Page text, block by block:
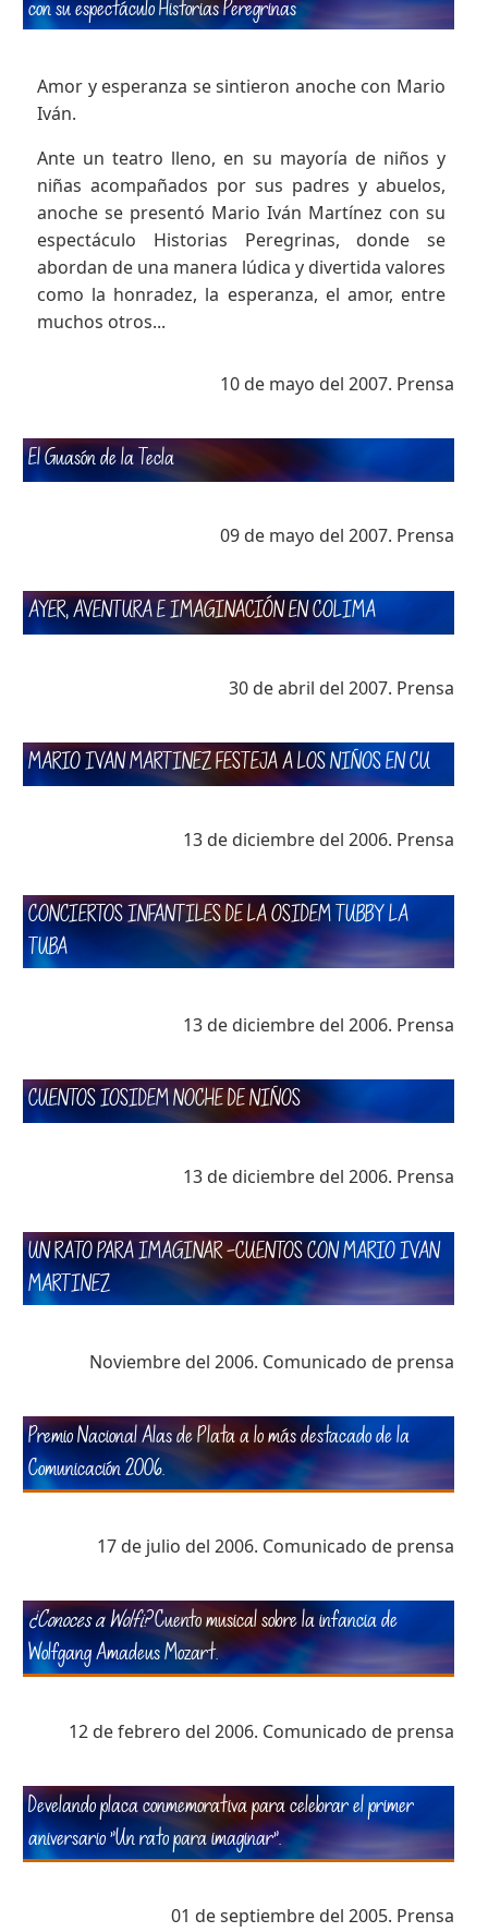
con su espectáculo Historias Peregrinas
Amor y esperanza se sintieron anoche con Mario
Iván.
Ante un teatro lleno, en su mayoría de niños y
niñas acompañados por sus padres y abuelos,
anoche se presentó Mario Iván Martínez con su
espectáculo Historias Peregrinas, donde se
abordan de una manera lúdica y divertida valores
como la honradez, la esperanza, el amor, entre
muchos otros...
10 de mayo del 2007. Prensa
El Guasón de la Tecla
09 de mayo del 2007. Prensa
AYER, AVENTURA E IMAGINACIÓN EN COLIMA
30 de abril del 2007. Prensa
MARIO IVAN MARTINEZ FESTEJA A LOS NIÑOS EN CU
13 de diciembre del 2006. Prensa
CONCIERTOS INFANTILES DE LA OSIDEM TUBBY LA
TUBA
13 de diciembre del 2006. Prensa
CUENTOS IOSIDEM NOCHE DE NIÑOS
13 de diciembre del 2006. Prensa
UN RATO PARA IMAGINAR -CUENTOS CON MARIO IVAN
MARTINEZ
Noviembre del 2006. Comunicado de prensa
Premio Nacional Alas de Plata a lo más destacado de la
Comunicación 2006.
17 de julio del 2006. Comunicado de prensa
¿Conoces a Wolfi?Cuento musical sobre la infancia de
Wolfgang Amadeus Mozart.
12 de febrero del 2006. Comunicado de prensa
Develando placa conmemorativa para celebrar el primer
aniversario "Un rato para imaginar".
01 de septiembre del 2005. Prensa